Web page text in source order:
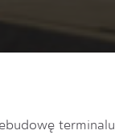
terminalu